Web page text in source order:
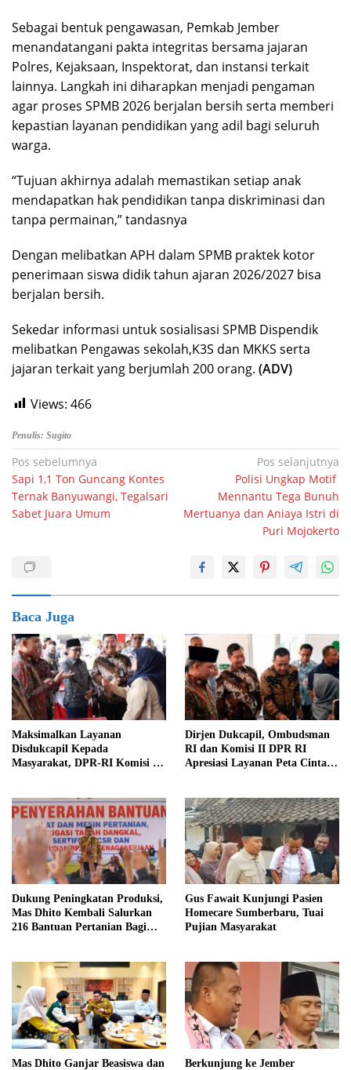
Sebagai bentuk pengawasan, Pemkab Jember
menandatangani pakta integritas bersama jajaran
Polres, Kejaksaan, Inspektorat, dan instansi terkait
lainnya. Langkah ini diharapkan menjadi pengaman
agar proses SPMB 2026 berjalan bersih serta memberi
kepastian layanan pendidikan yang adil bagi seluruh
warga.
“Tujuan akhirnya adalah memastikan setiap anak
mendapatkan hak pendidikan tanpa diskriminasi dan
tanpa permainan,” tandasnya
Dengan melibatkan APH dalam SPMB praktek kotor
penerimaan siswa didik tahun ajaran 2026/2027 bisa
berjalan bersih.
Sekedar informasi untuk sosialisasi SPMB Dispendik
melibatkan Pengawas sekolah,K3S dan MKKS serta
jajaran terkait yang berjumlah 200 orang. (ADV)
Views: 466
Penulis: Sugito
Navigasi
pos
Pos sebelumnya
Sapi 1,1 Ton Guncang Kontes
Ternak Banyuwangi, Tegalsari
Sabet Juara Umum
Pos selanjutnya
Polisi Ungkap Motif
Mennantu Tega Bunuh
Mertuanya dan Aniaya Istri di
Puri Mojokerto
Baca Juga
Maksimalkan Layanan
Disdukcapil Kepada
Masyarakat, DPR-RI Komisi II
Dirjen Dukcapil, Ombudsman
RI dan Komisi II DPR RI
Apresiasi Layanan Peta Cinta di
Dukung Peningkatan Produksi,
Mas Dhito Kembali Salurkan
216 Bantuan Pertanian Bagi
Gus Fawait Kunjungi Pasien
Homecare Sumberbaru, Tuai
Pujian Masyarakat
Mas Dhito Ganjar Beasiswa dan
Berkunjung ke Jember